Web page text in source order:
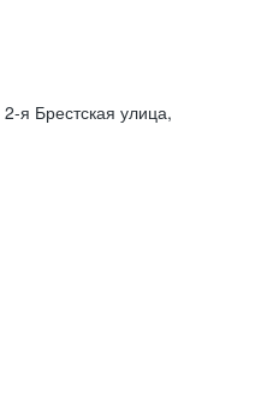
2-я Брестская улица,